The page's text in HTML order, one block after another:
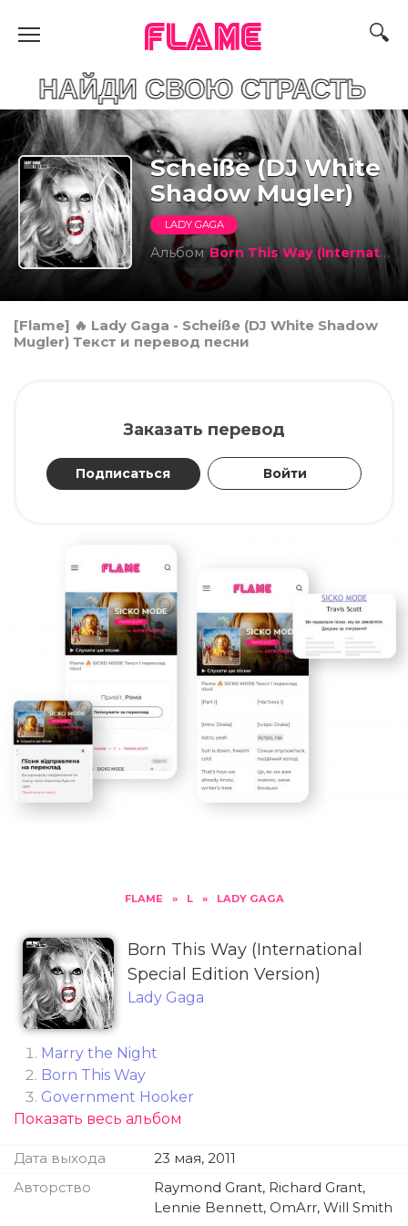
FLAME
СВОЮ СТРАСТЬ
Scheiße (DJ White
Shadow Mugler)
LADY GAGA
АльбомBorn This Way (International Special Edition Version)
[Flame] 🔥 Lady Gaga - Scheiße (DJ White Shadow
Mugler) Текст и перевод песни
Заказать перевод
Подписаться Войти
FLAME » L » LADY GAGA
Born This Way (International
Special Edition Version)
Lady Gaga
Marry the Night
Born This Way
Government Hooker
Judas
Hair
Scheiße
Показать весь альбом
Дата выхода
23 мая, 2011
Авторство
Raymond Grant, Richard Grant,
Lennie Bennett, OmArr, Will Smith